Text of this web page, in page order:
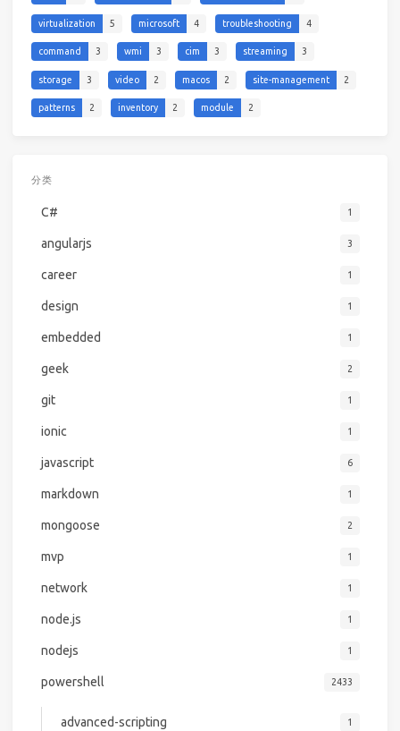
virtualization 5 microsoft 4 troubleshooting 4
command 3 wmi 3 cim 3 streaming 3
storage 3 video 2 macos 2 site-management 2
patterns 2 inventory 2 module 2
分类
C# 1
angularjs 3
career 1
design 1
embedded 1
geek 2
git 1
ionic 1
javascript 6
markdown 1
mongoose 2
mvp 1
network 1
node.js 1
nodejs 1
powershell 2433
advanced-scripting 1